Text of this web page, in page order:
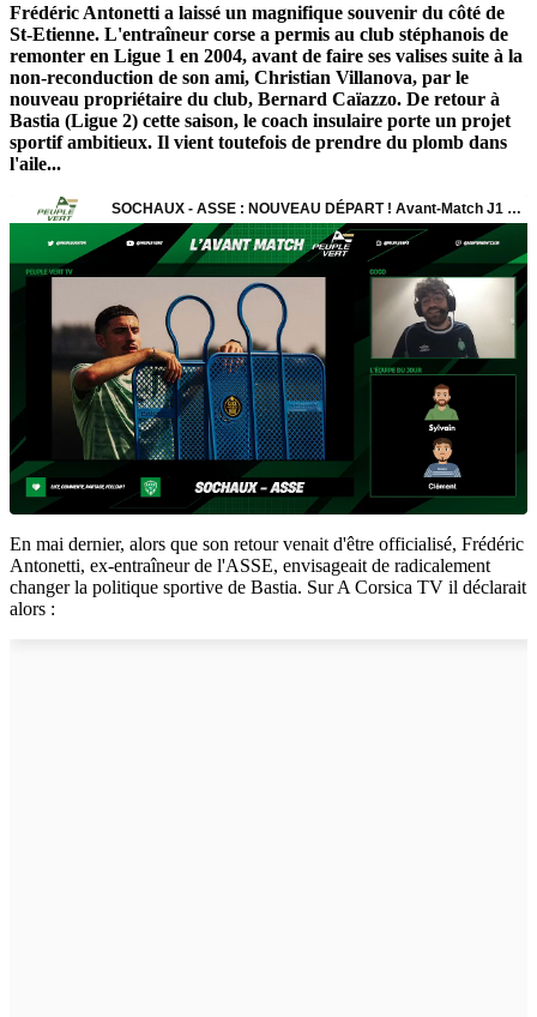
Frédéric Antonetti a laissé un magnifique souvenir du côté de
St-Etienne. L'entraîneur corse a permis au club stéphanois de
remonter en Ligue 1 en 2004, avant de faire ses valises suite à la
non-reconduction de son ami, Christian Villanova, par le
nouveau propriétaire du club, Bernard Caïazzo. De retour à
Bastia (Ligue 2) cette saison, le coach insulaire porte un projet
sportif ambitieux. Il vient toutefois de prendre du plomb dans
l'aile...
En mai dernier, alors que son retour venait d'être officialisé, Frédéric
Antonetti, ex-entraîneur de l'ASSE, envisageait de radicalement
changer la politique sportive de Bastia. Sur A Corsica TV il déclarait
alors :